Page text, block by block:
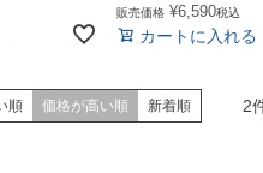
販売価格 ¥6,590税込
カートに入れる
順 価格が高い順 新着順 2